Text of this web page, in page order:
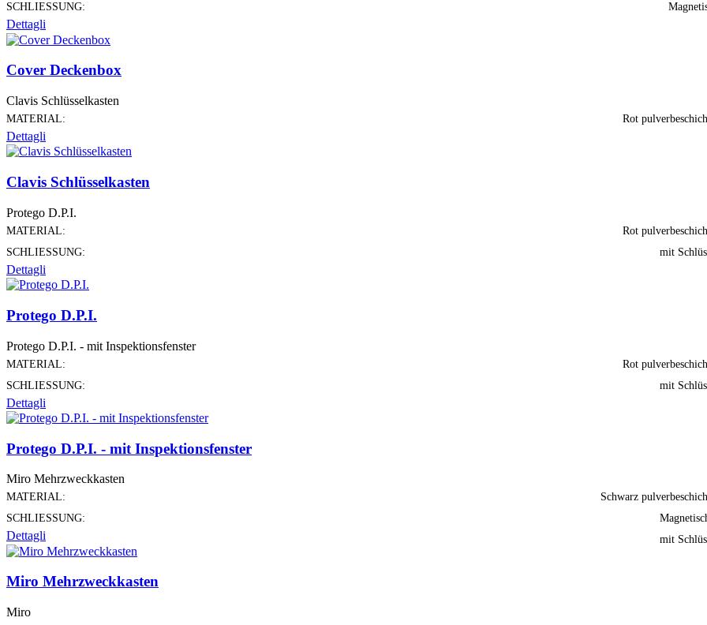
SCHLIESSUNG:
Dettagli
Cover Deckenbox
Clavis Schlüsselkasten
MATERIAL: Rot
Dettagli
Clavis Schlüsselkasten
Protego D.P.I.
MATERIAL:
Rot
SCHLIESSUNG:
mit
Dettagli
Protego D.P.I.
Protego D.P.I. - mit Inspektionsfenster
MATERIAL:
Rot
SCHLIESSUNG:
mit
Dettagli
Protego D.P.I. - mit Inspektionsfenster
Miro Mehrzweckkasten
MATERIAL:
Schwarz
SCHLIESSUNG:
mit
Dettagli
Miro Mehrzweckkasten
Miro